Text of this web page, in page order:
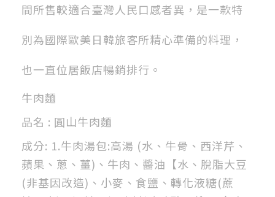
間所售較適合臺灣人民口感者異，是一款特
別為國際歐美日韓旅客所精心準備的料理，
也一直位居飯店暢銷排行。
牛肉麵
品名 : 圓山牛肉麵
成分: 1.牛肉湯包:高湯 (水、牛骨、西洋芹、
蘋果、蔥、薑)、牛肉、醬油【水、脫脂大豆
(非基因改造)、小麥、食鹽、轉化液糖(蔗